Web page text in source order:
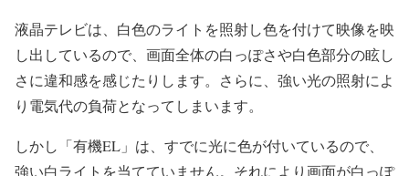
液晶テレビは、白色のライトを照射し色を付けて映像を映
し出しているので、画面全体の白っぽさや白色部分の眩し
さに違和感を感じたりします。さらに、強い光の照射によ
り電気代の負荷となってしまいます。
しかし「有機EL」は、すでに光に色が付いているので、
強い白ライトを当てていません。それにより画面が白っぽ